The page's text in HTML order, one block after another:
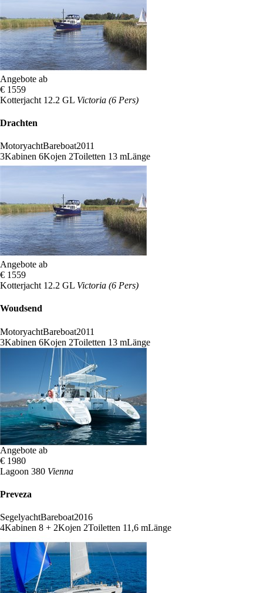
Angebote ab
€ 1559
Kotterjacht 12.2 GL Victoria (6 Pers)
Drachten
MotoryachtBareboat2011
3Kabinen 6Kojen 2Toiletten 13 mLänge
Angebote ab
€ 1559
Kotterjacht 12.2 GL Victoria (6 Pers)
Woudsend
MotoryachtBareboat2011
3Kabinen 6Kojen 2Toiletten 13 mLänge
Angebote ab
€ 1980
Lagoon 380 Vienna
Preveza
SegelyachtBareboat2016
4Kabinen 8 + 2Kojen 2Toiletten 11,6 mLänge